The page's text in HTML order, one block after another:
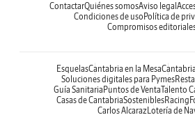
ContactarQuiénes somosAviso legal
Condiciones de uso Política de
Compromisos
EsquelasCantabria en la Mesa
Soluciones digitales para Pymes
Guía Sanitaria Puntos de VentaTalento
Casas de CantabriaSosteniblesRacing
Carlos AlcarazLotería de